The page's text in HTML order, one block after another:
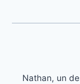
Nathan, un